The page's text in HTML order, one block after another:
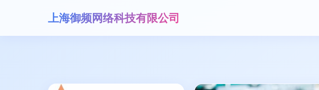
上海御频网络科技有限公司